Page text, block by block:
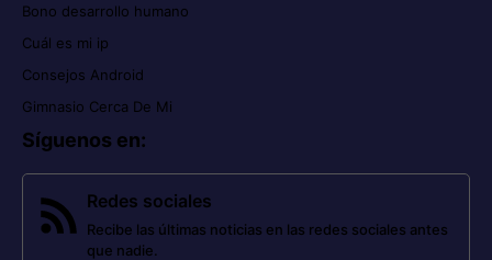
Bono desarrollo humano
Cuál es mi ip
Consejos Android
Gimnasio Cerca De Mi
Síguenos en:
Redes sociales
Recibe las últimas noticias en las redes sociales antes
que nadie.